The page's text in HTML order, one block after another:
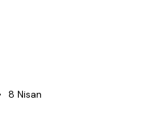
8 Nisan